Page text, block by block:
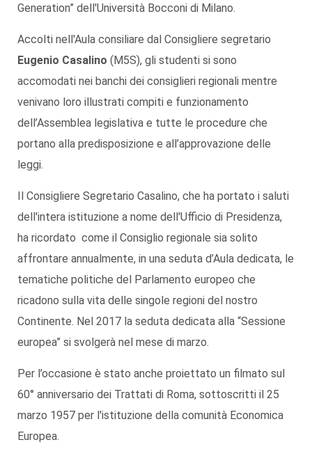
Generation” dell'Università Bocconi di Milano.
Accolti nell'Aula consiliare dal Consigliere segretario
Eugenio Casalino (M5S), gli studenti si sono
accomodati nei banchi dei consiglieri regionali mentre
venivano loro illustrati compiti e funzionamento
dell’Assemblea legislativa e tutte le procedure che
portano alla predisposizione e all’approvazione delle
leggi.
Il Consigliere Segretario Casalino, che ha portato i saluti
dell'intera istituzione a nome dell'Ufficio di Presidenza,
ha ricordato come il Consiglio regionale sia solito
affrontare annualmente, in una seduta d’Aula dedicata, le
tematiche politiche del Parlamento europeo che
ricadono sulla vita delle singole regioni del nostro
Continente. Nel 2017 la seduta dedicata alla “Sessione
europea” si svolgerà nel mese di marzo.
Per l’occasione è stato anche proiettato un filmato sul
60° anniversario dei Trattati di Roma, sottoscritti il 25
marzo 1957 per l'istituzione della comunità Economica
Europea.